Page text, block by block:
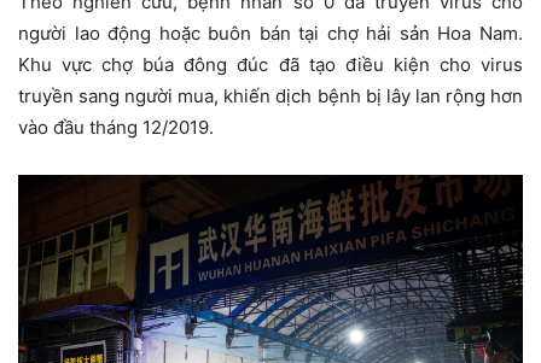
người lao động hoặc buôn bán tại chợ hải sản Hoa Nam.
Khu vực chợ búa đông đúc đã tạo điều kiện cho virus
truyền sang người mua, khiến dịch bệnh bị lây lan rộng hơn
vào đầu tháng 12/2019.